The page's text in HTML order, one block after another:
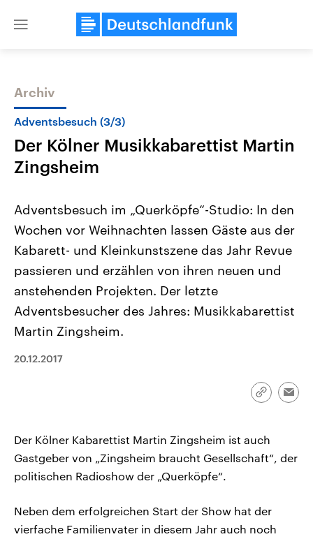
Close
Themen
Landtagswahl Sachsen-Anhalt
2026
Alle Informationen
Sachsen-Anhalt wählt am 6.
September 2026 einen neuen
Landtag. Seit 2021 wird das
Bundesland von einer Koalition aus
Umfragen, Prognosen,
und Hintergründe zu den Parteien
und Kandidaten der anstehenden
USA
Aktuelle Beiträge,
Hintergründe
Wirtschaftlich und
gehören die Vereinigten
den mächtigsten Ländern
mit großem Einfluss auf
Sendungen
Archiv
Adventsbesuch (3/3)
Der Kölner Musikkabarettist Martin
Zingsheim
Adventsbesuch im „Querköpfe“-Studio: In den
Wochen vor Weihnachten lassen Gäste aus der
Kabarett- und Kleinkunstszene das Jahr Revue
passieren und erzählen von ihren neuen und
anstehenden Projekten. Der letzte
Adventsbesucher des Jahres: Musikkabarettist
Martin Zingsheim.
20.12.2017
Link
Der Kölner Kabarettist Martin Zingsheim ist auch
Gastgeber von „Zingsheim braucht Gesellschaft“, der
politischen Radioshow der „Querköpfe“.
Neben dem erfolgreichen Start der Show hat der
vierfache Familienvater in diesem Jahr auch noch